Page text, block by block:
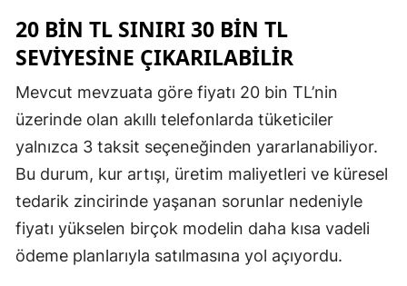
20 BIN TL SINIRI 30 BIN TL
SEVIYESINE ÇIKARILABILIR
Mevcut mevzuata göre fiyatı 20 bin TL’nin
üzerinde olan akıllı telefonlarda tüketiciler
yalnızca 3 taksit seçeneğinden yararlanabiliyor.
Bu durum, kur artışı, üretim maliyetleri ve küresel
tedarik zincirinde yaşanan sorunlar nedeniyle
fiyatı yükselen birçok modelin daha kısa vadeli
ödeme planlarıyla satılmasına yol açıyordu.